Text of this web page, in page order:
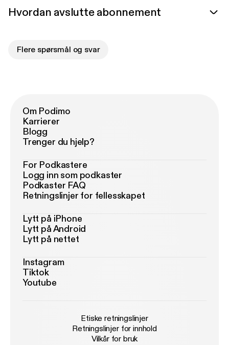
Hvordan avslutte abonnement
Flere spørsmål og svar
Om Podimo
Karrierer
Blogg
Trenger du hjelp?
For Podkastere
Logg inn som podkaster
Podkaster FAQ
Retningslinjer for fellesskapet
Lytt på iPhone
Lytt på Android
Lytt på nettet
Instagram
Tiktok
Youtube
Etiske retningslinjer
Retningslinjer for innhold
Vilkår for bruk